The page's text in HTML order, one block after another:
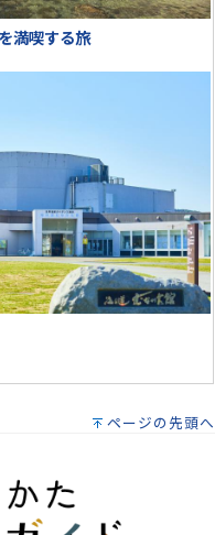
満喫する旅
ページの先頭へ